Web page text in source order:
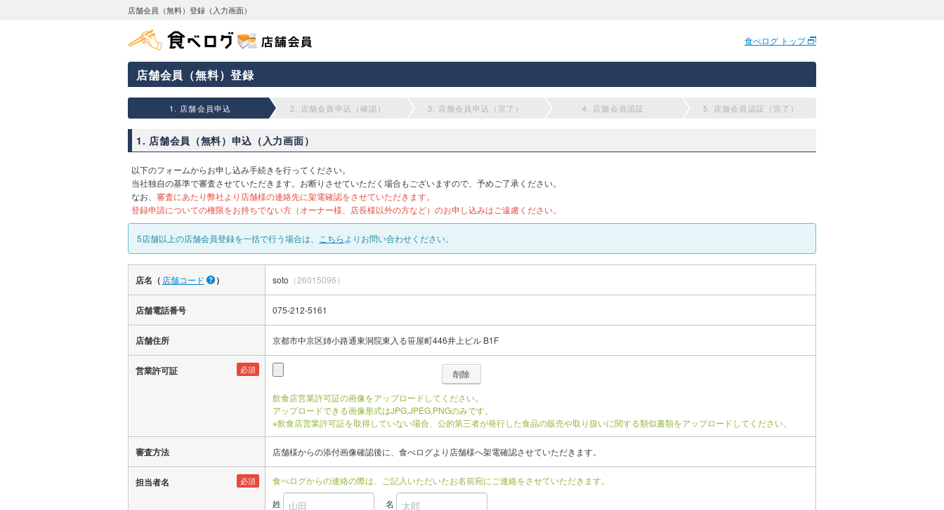
店舗会員（無料）登録（入力画面）
食べログ トップ
店舗会員（無料）登録
1. 店舗会員申込 2. 店舗会員申込（確認） 3. 店舗会員申込（完了） 4. 店舗会員認証 5. 店舗会員認証（完了）
1. 店舗会員（無料）申込（入力画面）
以下のフォームからお申し込み手続きを行ってください。
当社独自の基準で審査させていただきます。お断りさせていただく場合もございますので、予めご了承ください。
なお、 審査にあたり弊社より店舗様の連絡先に架電確認をさせていただきます。
登録申請についての権限をお持ちでない方（オーナー様、店長様以外の方など）のお申し込みはご遠慮ください。
5店舗以上の店舗会員登録を一括で行う場合は、 こちら よりお問い合わせください。
店名（ 店舗コード ） soto （26015096）
店舗電話番号 075-212-5161
店舗住所 京都市中京区姉小路通東洞院東入る笹屋町446井上ビル B1F
必須
営業許可証
飲食店営業許可証の画像をアップロードしてください。
アップロードできる画像形式はJPG,JPEG,PNGのみです。
※飲食店営業許可証を取得していない場合、公的第三者が発行した食品の販売や取り扱いに関する類似書類をアップロードしてください。
審査方法 店舗様からの添付画像確認後に、食べログより店舗様へ架電確認させていただきます。
必須
担当者名
食べログからの連絡の際は、ご記入いただいたお名前宛にご連絡をさせていただきます。
姓
名